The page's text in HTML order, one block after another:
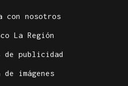
con nosotros
La Región
de publicidad
de imágenes